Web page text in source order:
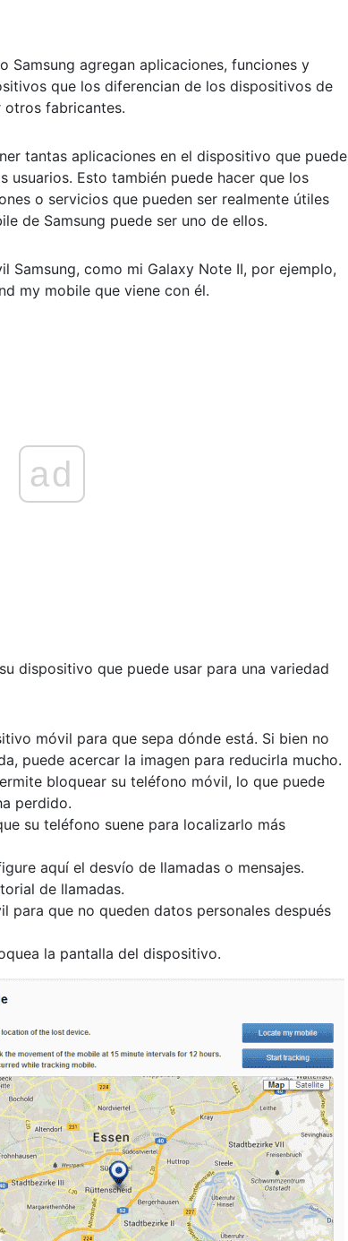
Samsung agregan aplicaciones, funciones y
que los diferencian de los dispositivos de
fabricantes.
tantas aplicaciones en el dispositivo que puede
usuarios. Esto también puede hacer que los
o servicios que pueden ser realmente útiles
de Samsung puede ser uno de ellos.
Samsung, como mi Galaxy Note II, por ejemplo,
my mobile que viene con él.
ad
dispositivo que puede usar para una variedad
móvil para que sepa dónde está. Si bien no
puede acercar la imagen para reducirla mucho.
bloquear su teléfono móvil, lo que puede
perdido.
su teléfono suene para localizarlo más
aquí el desvío de llamadas o mensajes.
de llamadas.
para que no queden datos personales después
la pantalla del dispositivo.